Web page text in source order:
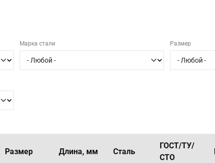
Марка стали Размер
Размер Длина, мм Сталь
ГОСТ/ТУ/
СТО